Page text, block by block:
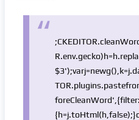
$3');varj=new
foreCleanWord'